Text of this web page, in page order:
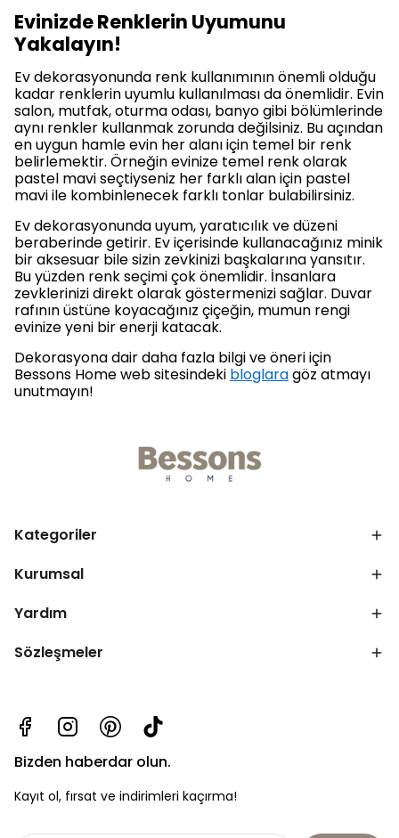
Evinizde Renklerin Uyumunu
Yakalayın!
Ev dekorasyonunda renk kullanımının önemli olduğu
kadar renklerin uyumlu kullanılması da önemlidir. Evin
salon, mutfak, oturma odası, banyo gibi bölümlerinde
aynı renkler kullanmak zorunda değilsiniz. Bu açından
en uygun hamle evin her alanı için temel bir renk
belirlemektir. Örneğin evinize temel renk olarak
pastel mavi seçtiyseniz her farklı alan için pastel
mavi ile kombinlenecek farklı tonlar bulabilirsiniz.
Ev dekorasyonunda uyum, yaratıcılık ve düzeni
beraberinde getirir. Ev içerisinde kullanacağınız minik
bir aksesuar bile sizin zevkinizi başkalarına yansıtır.
Bu yüzden renk seçimi çok önemlidir. İnsanlara
zevklerinizi direkt olarak göstermenizi sağlar. Duvar
rafının üstüne koyacağınız çiçeğin, mumun rengi
evinize yeni bir enerji katacak.
Dekorasyona dair daha fazla bilgi ve öneri için
Bessons Home web sitesindeki bloglaragöz atmayı
unutmayın!
Kategoriler
Kurumsal
Yardım
Sözleşmeler
Bizden haberdar olun.
Kayıt ol, fırsat ve indirimleri kaçırma!